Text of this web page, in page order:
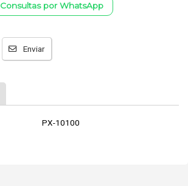
Consultas por WhatsApp
Enviar
PX-10100